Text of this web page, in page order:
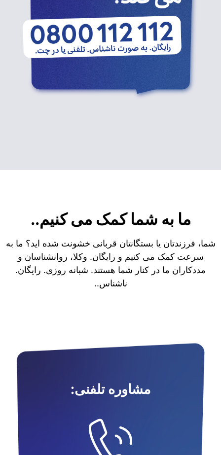
ما به شما کمک می کنیم..
شما، فرزندتان یا بستگانتان قربانی خشونت شده اید؟ ما به
سرعت کمک می کنیم و رایگان. وکلا، روانشناسان و
مددکاران ما در کنار شما هستند. شبانه روزی. رایگان.
ناشناس..
مشاوره تلفنی: